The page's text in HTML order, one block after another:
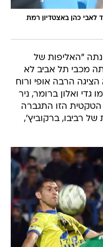
לאבי כהן באצטדיון רמת
שכונתה "האליפות של
מכבי תל אביב לא
הציגה הרבה אופי ורוח
ואלון ברומר, ניר
הטקטית הזו התגברה
של רביבו, ברקוביץ',